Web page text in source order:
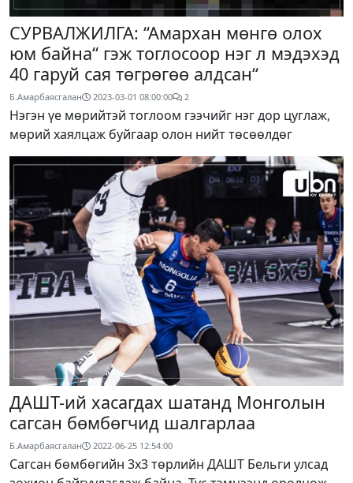
СУРВАЛЖИЛГА: “Амархан мөнгө олох
юм байна“ гэж тоглосоор нэг л мэдэхэд
40 гаруй сая төгрөгөө алдсан“
Б.Амарбаясгалан 2023-03-01 08:00:00 2
Нэгэн үе мөрийтэй тоглоом гээчийг нэг дор цуглаж,
мөрий хаялцаж буйгаар олон нийт төсөөлдөг
ДАШТ-ий хасагдах шатанд Монголын
сагсан бөмбөгчид шалгарлаа
Б.Амарбаясгалан 2022-06-25 12:54:00
Сагсан бөмбөгийн 3x3 төрлийн ДАШТ Бельги улсад